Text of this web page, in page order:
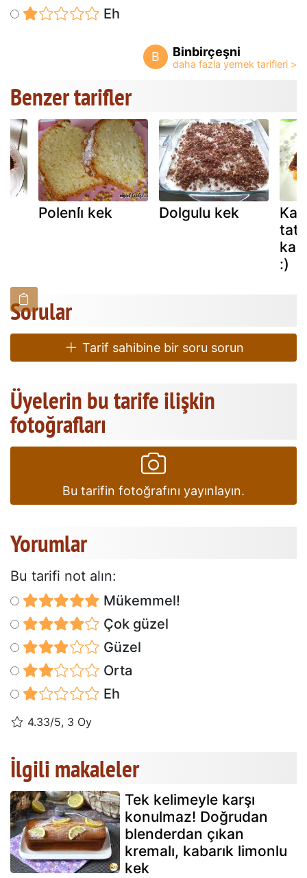
Eh
B Binbirçeşni
Benzer tarifler
Polenli̇ kek Dolgulu kek
:)
Sorular
Tarif sahibine bir soru sorun
Üyelerin bu tarife ilişkin
fotoğrafları
Bu tarifin fotoğrafını yayınlayın.
Yorumlar
Bu tarifi not alın:
Mükemmel!
Çok güzel
Güzel
Orta
Eh
4.33/5, 3 Oy
İlgili makaleler
Tek kelimeyle karşı
konulmaz! Doğrudan
blenderdan çıkan
kremalı, kabarık limonlu
kek